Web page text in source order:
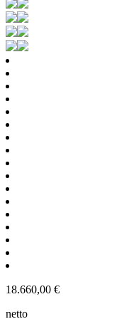
18.660,00 €
netto